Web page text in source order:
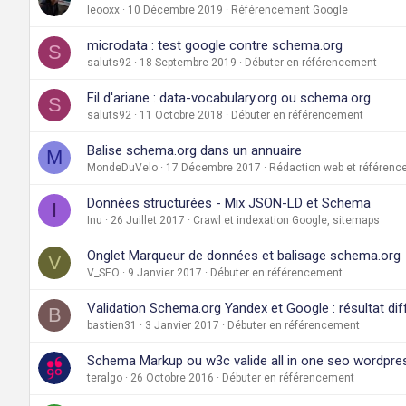
leooxx 10 Décembre 2019 Référencement Google
S microdata : test google contre schema.org
saluts92 18 Septembre 2019 Débuter en référencement
S Fil d'ariane : data-vocabulary.org ou schema.org
saluts92 11 Octobre 2018 Débuter en référencement
M Balise schema.org dans un annuaire
MondeDuVelo 17 Décembre 2017 Rédaction web et
I Données structurées - Mix JSON-LD et Schema
Inu 26 Juillet 2017 Crawl et indexation Google, sitemaps
V Onglet Marqueur de données et balisage schema.org
V_SEO 9 Janvier 2017 Débuter en référencement
B Validation Schema.org Yandex et Google : résultat
bastien31 3 Janvier 2017 Débuter en référencement
Schema Markup ou w3c valide all in one seo
teralgo 26 Octobre 2016 Débuter en référencement